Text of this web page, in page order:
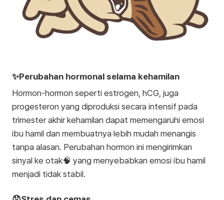
✨Perubahan hormonal selama kehamilan
Hormon-hormon seperti estrogen, hCG, juga
progesteron yang diproduksi secara intensif pada
trimester akhir kehamilan dapat memengaruhi emosi
ibu hamil dan membuatnya lebih mudah menangis
tanpa alasan. Perubahan hormon ini mengirimkan
sinyal ke otak🧠 yang menyebabkan emosi ibu hamil
menjadi tidak stabil.